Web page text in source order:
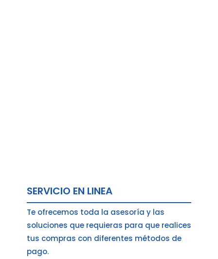
SERVICIO EN LINEA
Te ofrecemos toda la asesoría y las
soluciones que requieras para que realices
tus compras con diferentes métodos de
pago.